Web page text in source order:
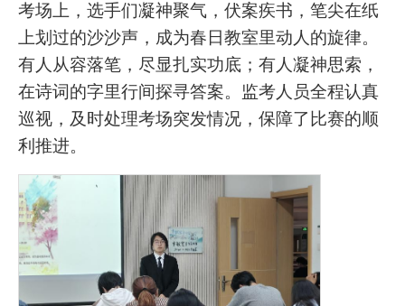
考场上，选手们凝神聚气，伏案疾书，笔尖在纸
上划过的沙沙声，成为春日教室里动人的旋律。
有人从容落笔，尽显扎实功底；有人凝神思索，
在诗词的字里行间探寻答案。监考人员全程认真
巡视，及时处理考场突发情况，保障了比赛的顺
利推进。